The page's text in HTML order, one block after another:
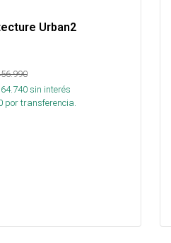
Urban2
64.740sin interés
por transferencia.